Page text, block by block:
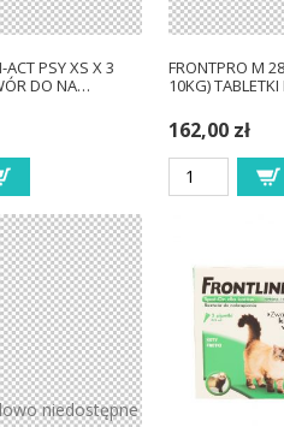
ACT PSY XS X 3
DO NA…
FRONTPRO M
10KG)
162,00 zł
niedostępne